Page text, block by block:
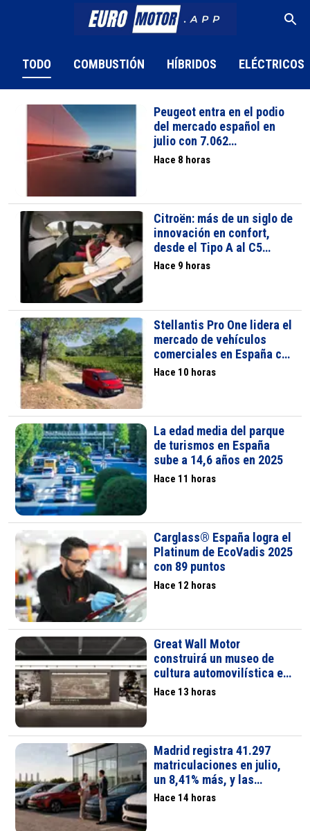
TODO COMBUSTIÓN HÍBRIDOS ELÉCTRICOS
Peugeot entra en el podio
del mercado español en
julio con 7.062
matriculaciones
Hace 8 horas
Citroën: más de un siglo de
innovación en confort,
desde el Tipo A al C5
Aircross
Hace 9 horas
Stellantis Pro One lidera el
mercado de vehículos
comerciales en España con
41.489 unidades
Hace 10 horas
La edad media del parque
de turismos en España
sube a 14,6 años en 2025
Hace 11 horas
Carglass® España logra el
Platinum de EcoVadis 2025
con 89 puntos
Hace 12 horas
Great Wall Motor
construirá un museo de
cultura automovilística en
China, el primero privado
Hace 13 horas
Madrid registra 41.297
matriculaciones en julio,
un 8,41% más, y las
electrificadas superan el
Hace 14 horas